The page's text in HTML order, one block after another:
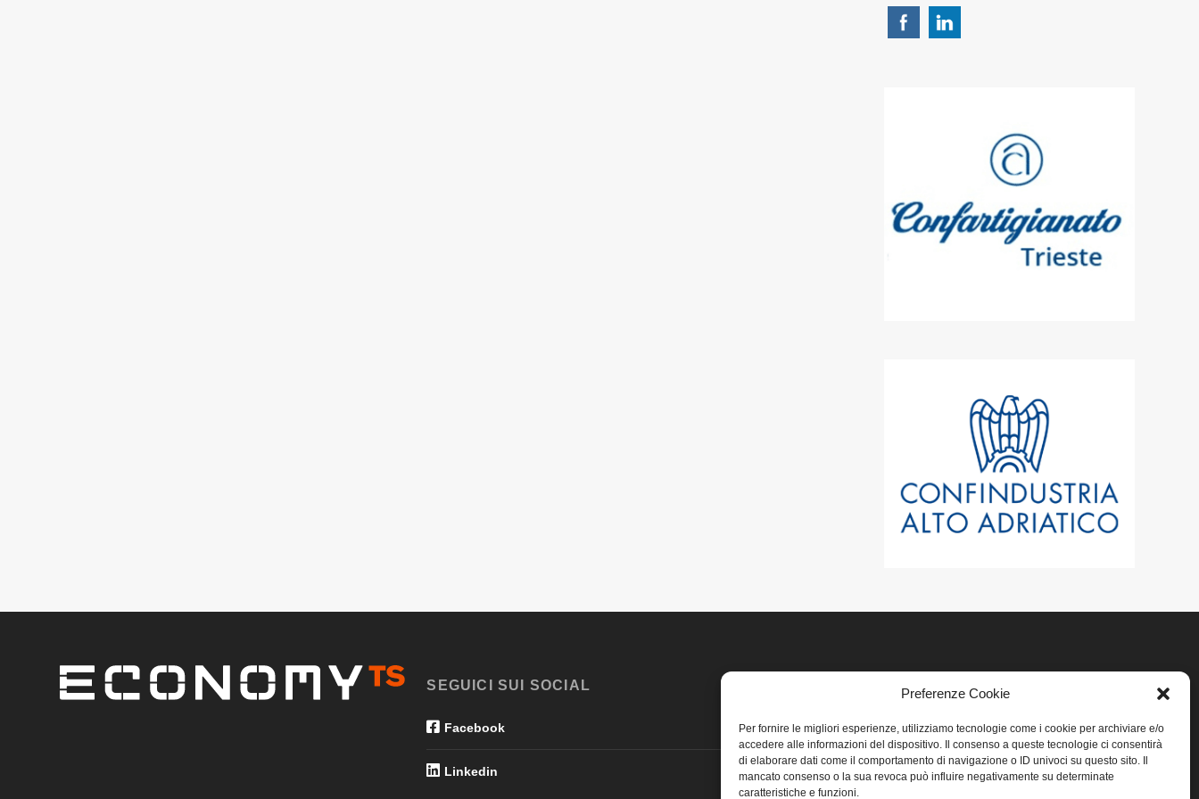
Preferenze Cookie
Per fornire le migliori esperienze, utilizziamo tecnologie come i cookie per archiviare e/o
accedere alle informazioni del dispositivo. Il consenso a queste tecnologie ci consentirà
di elaborare dati come il comportamento di navigazione o ID univoci su questo sito. Il
mancato consenso o la sua revoca può influire negativamente su determinate
caratteristiche e funzioni.
SEGUICI SUI SOCIAL
Facebook
Linkedin
Home
Privacy